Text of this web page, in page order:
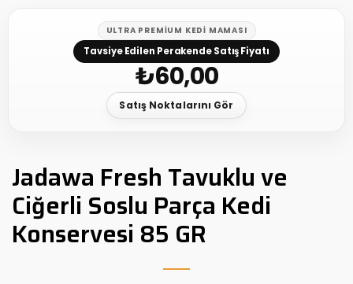
Jadawa Fresh Tavuklu ve
Ciğerli Soslu Parça Kedi
Konservesi 85 GR
ULTRA PREMIUM KEDI MAMASI
Tavsiye Edilen Perakende Satış Fiyatı
₺60,00
Satış Noktalarını Gör